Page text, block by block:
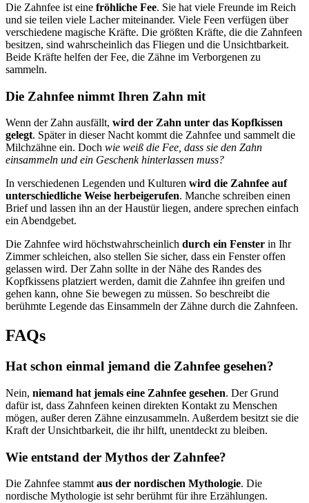
Die Zahnfee ist eine fröhliche Fee. Sie hat viele Freunde im Reich
und sie teilen viele Lacher miteinander. Viele Feen verfügen über
verschiedene magische Kräfte. Die größten Kräfte, die die Zahnfeen
besitzen, sind wahrscheinlich das Fliegen und die Unsichtbarkeit.
Beide Kräfte helfen der Fee, die Zähne im Verborgenen zu
sammeln.
Die Zahnfee nimmt Ihren Zahn mit
Wenn der Zahn ausfällt, wird der Zahn unter das Kopfkissen
gelegt. Später in dieser Nacht kommt die Zahnfee und sammelt die
Milchzähne ein. Doch wie weiß die Fee, dass sie den Zahn
einsammeln und ein Geschenk hinterlassen muss?
In verschiedenen Legenden und Kulturen wird die Zahnfee auf
unterschiedliche Weise herbeigerufen. Manche schreiben einen
Brief und lassen ihn an der Haustür liegen, andere sprechen einfach
ein Abendgebet.
Die Zahnfee wird höchstwahrscheinlich durch ein Fenster in Ihr
Zimmer schleichen, also stellen Sie sicher, dass ein Fenster offen
gelassen wird. Der Zahn sollte in der Nähe des Randes des
Kopfkissens platziert werden, damit die Zahnfee ihn greifen und
gehen kann, ohne Sie bewegen zu müssen. So beschreibt die
berühmte Legende das Einsammeln der Zähne durch die Zahnfeen.
FAQs
Hat schon einmal jemand die Zahnfee gesehen?
Nein, niemand hat jemals eine Zahnfee gesehen. Der Grund
dafür ist, dass Zahnfeen keinen direkten Kontakt zu Menschen
mögen, außer deren Zähne einzusammeln. Außerdem besitzt sie die
Kraft der Unsichtbarkeit, die ihr hilft, unentdeckt zu bleiben.
Wie entstand der Mythos der Zahnfee?
Die Zahnfee stammt aus der nordischen Mythologie. Die
nordische Mythologie ist sehr berühmt für ihre Erzählungen.